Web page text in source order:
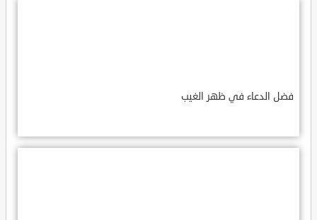
فضل الدعاء في ظهر الغيب